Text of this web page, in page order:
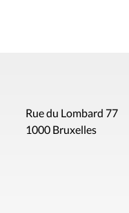
Rue du Lombard 77
1000 Bruxelles